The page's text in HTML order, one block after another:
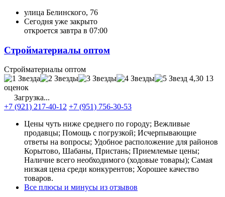
улица Белинского, 76
Сегодня уже закрыто
откроется завтра в 07:00
Стройматериалы оптом
Стройматериалы оптом
4,30 13
оценок
Загрузка...
+7 (921) 217-40-12 +7 (951) 756-30-53
Цены чуть ниже среднего по городу; Вежливые
продавцы; Помощь с погрузкой; Исчерпывающие
ответы на вопросы; Удобное расположение для районов
Корытово, Шабаны, Пристань; Приемлемые цены;
Наличие всего необходимого (ходовые товары); Самая
низкая цена среди конкурентов; Хорошее качество
товаров.
Все плюсы и минусы из отзывов